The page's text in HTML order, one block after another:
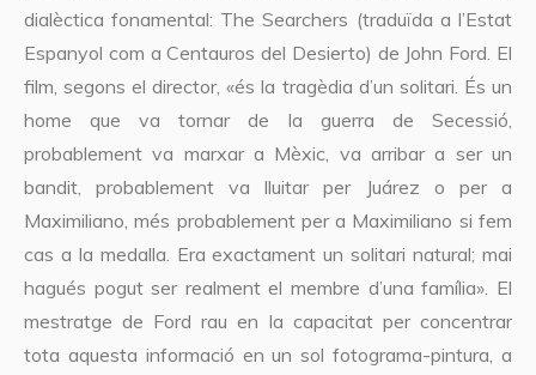
dialèctica fonamental: The Searchers (traduïda a l’Estat
Espanyol com a Centauros del Desierto) de John Ford. El
film, segons el director, «és la tragèdia d’un solitari. És un
home que va tornar de la guerra de Secessió,
probablement va marxar a Mèxic, va arribar a ser un
bandit, probablement va lluitar per Juárez o per a
Maximiliano, més probablement per a Maximiliano si fem
cas a la medalla. Era exactament un solitari natural; mai
hagués pogut ser realment el membre d’una família». El
mestratge de Ford rau en la capacitat per concentrar
tota aquesta informació en un sol fotograma-pintura, a